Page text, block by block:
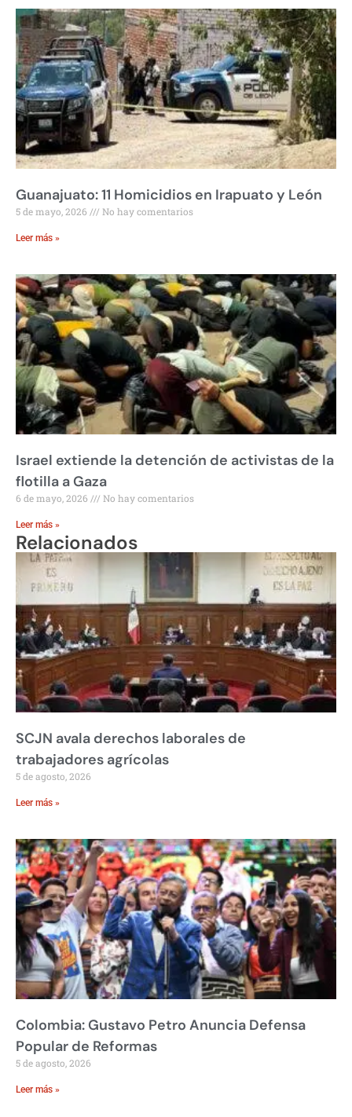
Guanajuato: 11 Homicidios en Irapuato y León
5 de mayo, 2026 No hay comentarios
Leer más »
Israel extiende la detención de activistas de la
flotilla a Gaza
6 de mayo, 2026 No hay comentarios
Leer más »
Relacionados
SCJN avala derechos laborales de
trabajadores agrícolas
5 de agosto, 2026
Leer más »
Colombia: Gustavo Petro Anuncia Defensa
Popular de Reformas
5 de agosto, 2026
Leer más »